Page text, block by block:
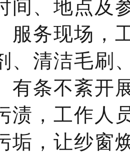
间、地点及
服务现场，
、清洁毛刷
有条不紊开
渍，工作人
垢，让纱窗